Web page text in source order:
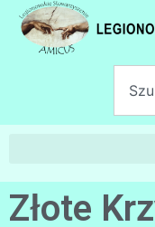
Złote